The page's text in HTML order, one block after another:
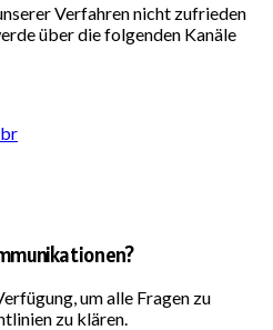
Verfahren nicht zufrieden
über die folgenden Kanäle
um alle Fragen zu
zu klären.